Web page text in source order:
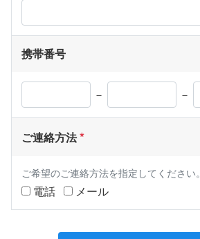
携帯番号
－ －
ご連絡方法
ご希望のご連絡方法を指定してください。
電話 メール